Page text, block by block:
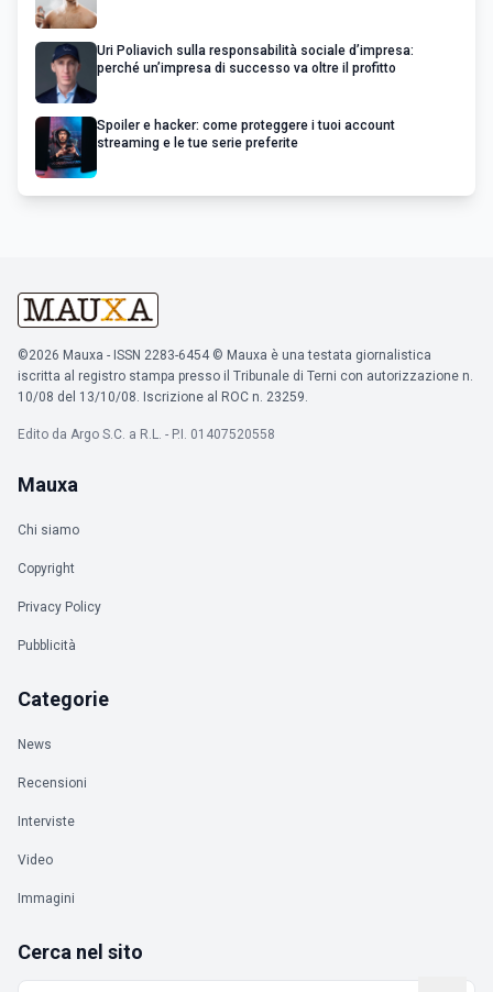
Uri Poliavich sulla responsabilità sociale d’impresa:
perché un’impresa di successo va oltre il profitto
Spoiler e hacker: come proteggere i tuoi account
streaming e le tue serie preferite
©2026 Mauxa - ISSN 2283-6454 © Mauxa è una testata giornalistica
iscritta al registro stampa presso il Tribunale di Terni con autorizzazione n.
10/08 del 13/10/08. Iscrizione al ROC n. 23259.
Edito da Argo S.C. a R.L. - P.I. 01407520558
Mauxa
Chi siamo
Copyright
Privacy Policy
Pubblicità
Categorie
News
Recensioni
Interviste
Video
Immagini
Cerca nel sito